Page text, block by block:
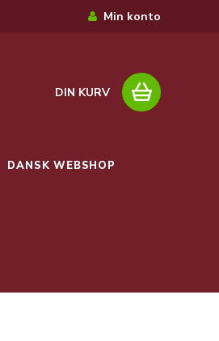
Min konto
DIN KURV
DANSK WEBSHOP